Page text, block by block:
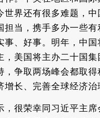
世界还有很多难题，
担当，携手多办一些
事、好事。明年，中
，美国将主办二十国
，争取两场峰会都取
增长、完善全球经济治
，很荣幸同习近平主席